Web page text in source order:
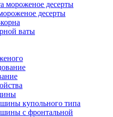
десерты
ваты
купольного типа
с фронтальной